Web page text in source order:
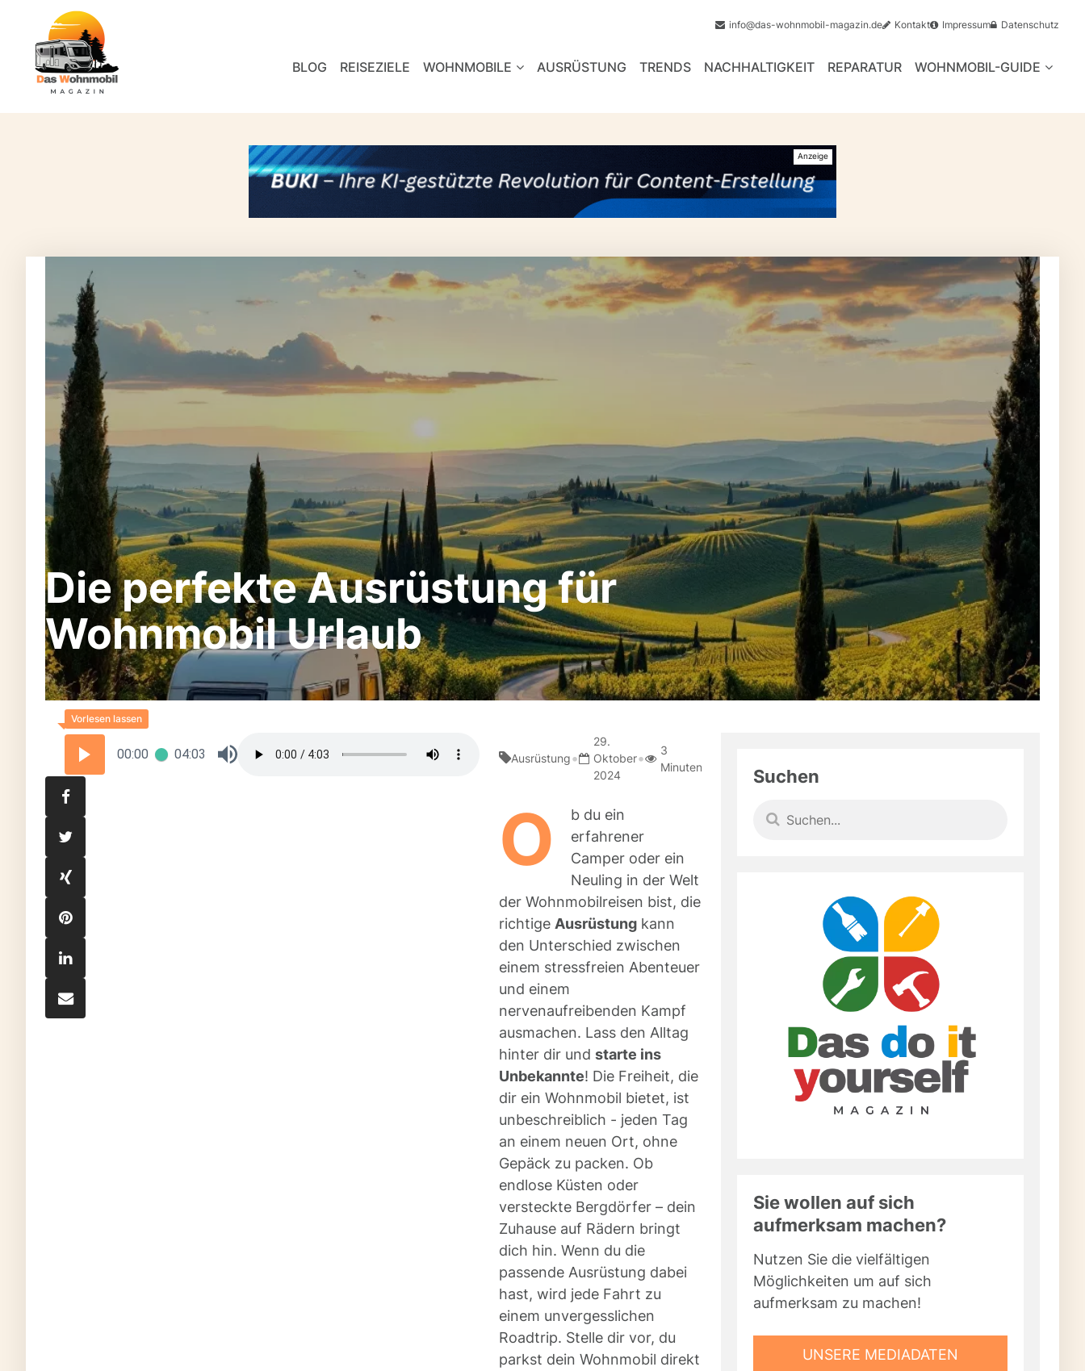
info@das-wohnmobil-magazin.de Kontakt Impressum Datenschutz
BLOG REISEZIELE WOHNMOBILE AUSRÜSTUNG TRENDS NACHHALTIGKEIT REPARATUR WOHNMOBIL-GUIDE
Die perfekte Ausrüstung für
Wohnmobil Urlaub
00:00 04:03 Ausrüstung•
29.
Oktober
2024
•
3
Minuten
O
b du ein
erfahrener
Camper oder ein
Neuling in der Welt
der Wohnmobilreisen bist, die
richtige Ausrüstung kann
den Unterschied zwischen
einem stressfreien Abenteuer
und einem
nervenaufreibenden Kampf
ausmachen. Lass den Alltag
hinter dir und starte ins
Unbekannte! Die Freiheit, die
dir ein Wohnmobil bietet, ist
unbeschreiblich - jeden Tag
an einem neuen Ort, ohne
Gepäck zu packen. Ob
endlose Küsten oder
versteckte Bergdörfer – dein
Zuhause auf Rädern bringt
dich hin. Wenn du die
passende Ausrüstung dabei
hast, wird jede Fahrt zu
einem unvergesslichen
Roadtrip. Stelle dir vor, du
parkst dein Wohnmobil direkt
Suchen
Sie wollen auf sich
aufmerksam machen?
Nutzen Sie die vielfältigen
Möglichkeiten um auf sich
aufmerksam zu machen!
UNSERE MEDIADATEN